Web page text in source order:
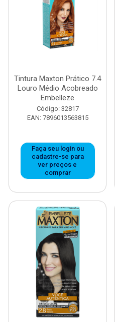
Tintura Maxton Prático 7.4
Louro Médio Acobreado
Embelleze
Código: 32817
EAN: 7896013563815
Faça seu login ou
cadastre-se para
ver preços e
comprar